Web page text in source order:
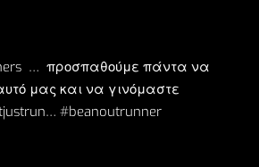
… προσπαθούμε πάντα να
μας και να γινόμαστε
#beanoutrunner